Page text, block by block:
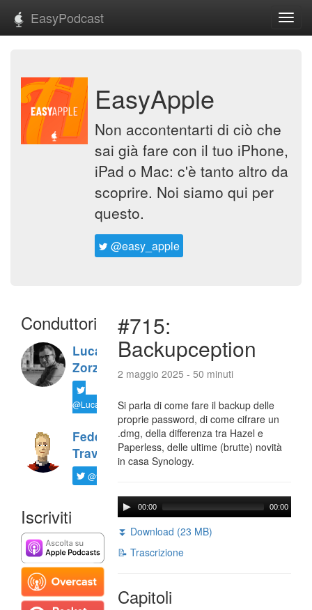
EasyPodcast
EasyApple
Non accontentarti di ciò che
sai già fare con il tuo iPhone,
iPad o Mac: c'è tanto altro da
scoprire. Noi siamo qui per
questo.
@easy_apple
Conduttori
Luca
Zorzi
@LucaTNT
Federico
Travaini
@ftrava
Iscriviti
#715:
Backupception
2 maggio 2025 - 50 minuti
Si parla di come fare il backup delle
proprie password, di come cifrare un
.dmg, della differenza tra Hazel e
Paperless, delle ultime (brutte) novità
in casa Synology.
00:00 00:00
⏬ Download (23 MB)
📝 Trascrizione
Capitoli